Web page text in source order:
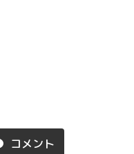
コメント